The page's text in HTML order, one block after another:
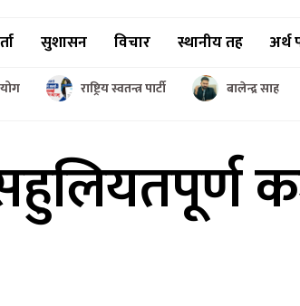
सुशासन विचार स्थानीय तह अर्थ
राष्ट्रिय स्वतन्त्र पार्टी बालेन्द्र साह